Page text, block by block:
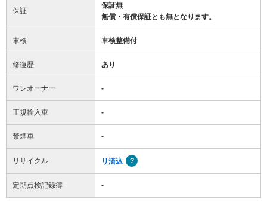
保証
保証無
無償・有償保証とも無となります。
車検 車検整備付
修復歴 あり
ワンオーナー -
正規輸入車 -
禁煙車 -
リサイクル リ済込
定期点検記録簿 -